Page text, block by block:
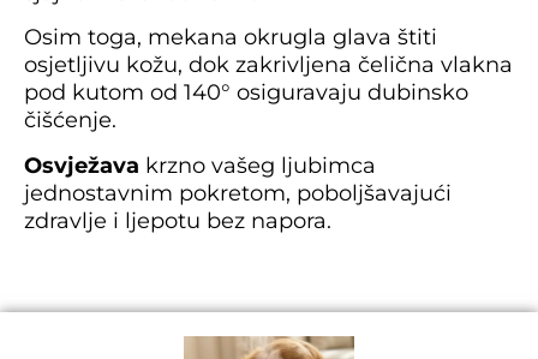
Osim toga, mekana okrugla glava štiti
osjetljivu kožu, dok zakrivljena čelična vlakna
pod kutom od 140° osiguravaju dubinsko
čišćenje.
Osvježava krzno vašeg ljubimca
jednostavnim pokretom, poboljšavajući
zdravlje i ljepotu bez napora.